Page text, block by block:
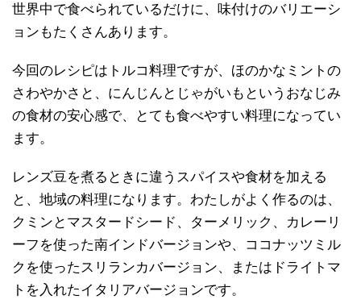
世界中で食べられているだけに、味付けのバリエーシ
ョンもたくさんあります。
今回のレシピはトルコ料理ですが、ほのかなミントの
さわやかさと、にんじんとじゃがいもというおなじみ
の食材の安心感で、とても食べやすい料理になってい
ます。
レンズ豆を煮るときに違うスパイスや食材を加える
と、地域の料理になります。わたしがよく作るのは、
クミンとマスタードシード、ターメリック、カレーリ
ーフを使った南インドバージョンや、ココナッツミル
クを使ったスリランカバージョン、またはドライトマ
トを入れたイタリアバージョンです。